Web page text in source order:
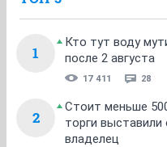
1
Кто тут воду
после 2 августа
17 411 28
2
Стоит меньше
торги
владелец